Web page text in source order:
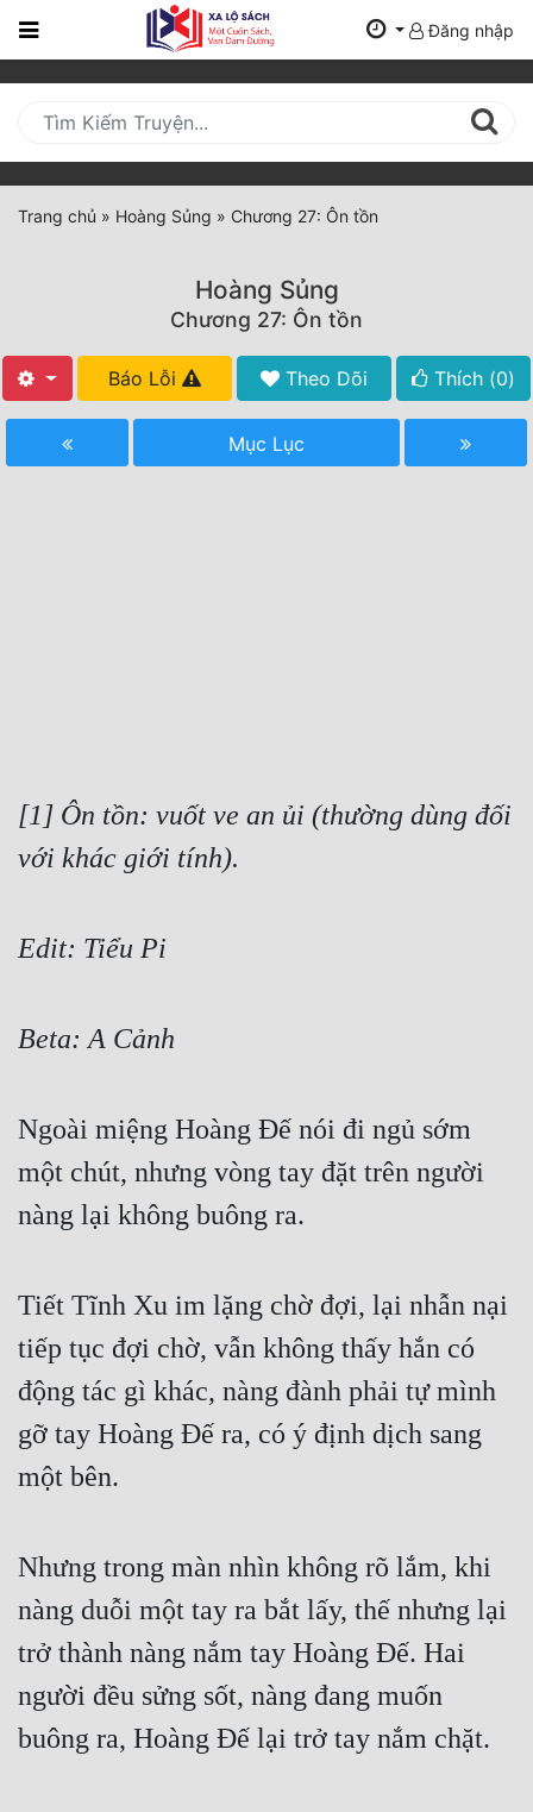
Trang
Mới
Cập
Nhật
(current)
Tất Cả
Truyện ngắn
Xa Lộ Dịch
Cung Đấu
Cổ Tiên Hiệp
Du Hí
Dã Sử
Dị Giới
Gia Đấu
Góc Nhìn Nam
Huyền Huyễn
Huyền Ảo
Hài Hước
Hệ Thống
Học Đường
Khoa Huyễn
Đăng nhập
Trang chủ » Hoàng Sủng » Chương 27: Ôn tồn
Hoàng Sủng
Chương 27: Ôn tồn
Báo Lỗi Theo Dõi Thích (0)
Mục Lục
[1] Ôn tồn: vuốt ve an ủi (thường dùng đối
với khác giới tính).
Edit: Tiểu Pi
Beta: A Cảnh
Ngoài miệng Hoàng Đế nói đi ngủ sớm
một chút, nhưng vòng tay đặt trên người
nàng lại không buông ra.
Tiết Tĩnh Xu im lặng chờ đợi, lại nhẫn nại
tiếp tục đợi chờ, vẫn không thấy hắn có
động tác gì khác, nàng đành phải tự mình
gỡ tay Hoàng Đế ra, có ý định dịch sang
một bên.
Nhưng trong màn nhìn không rõ lắm, khi
nàng duỗi một tay ra bắt lấy, thế nhưng lại
trở thành nàng nắm tay Hoàng Đế. Hai
người đều sửng sốt, nàng đang muốn
buông ra, Hoàng Đế lại trở tay nắm chặt.